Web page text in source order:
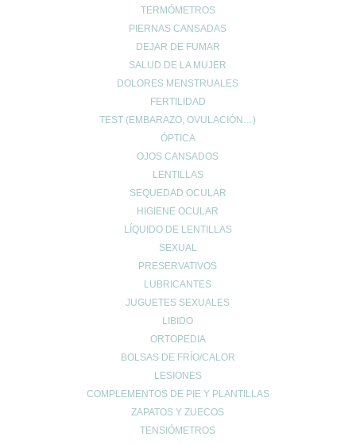
TERMÓMETROS
PIERNAS CANSADAS
DEJAR DE FUMAR
SALUD DE LA MUJER
DOLORES MENSTRUALES
FERTILIDAD
TEST (EMBARAZO, OVULACIÓN…)
ÓPTICA
OJOS CANSADOS
LENTILLAS
SEQUEDAD OCULAR
HIGIENE OCULAR
LÍQUIDO DE LENTILLAS
SEXUAL
PRESERVATIVOS
LUBRICANTES
JUGUETES SEXUALES
LIBIDO
ORTOPEDIA
BOLSAS DE FRÍO/CALOR
LESIONES
COMPLEMENTOS DE PIE Y PLANTILLAS
ZAPATOS Y ZUECOS
TENSIÓMETROS
Sábados de 9:00h a 13:30h
MI ESPACIO
Carrito de compra
INFO LEGAL
Política de envíos
Política de privacidad